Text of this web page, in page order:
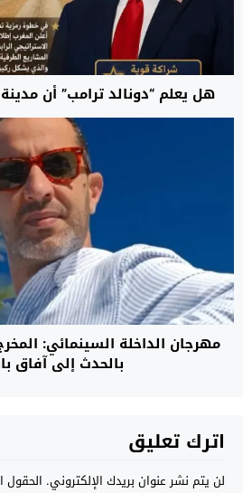
هل يعلم “دونالد ترامب” أن
مهرجان الداخلة السينمائي:
بالحدث إلى آفاق
اترك تعليق
لن يتم نشر عنوان بريدك الإلكتروني. الحقول